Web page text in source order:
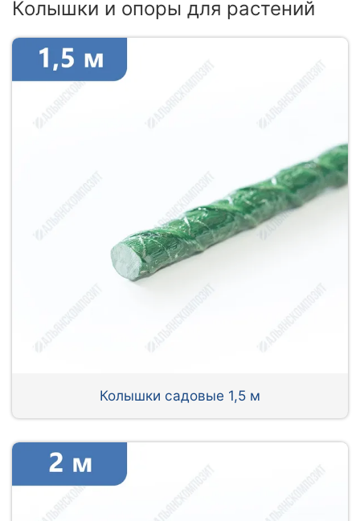
Колышки и опоры для растений
Колышки садовые 1,5 м